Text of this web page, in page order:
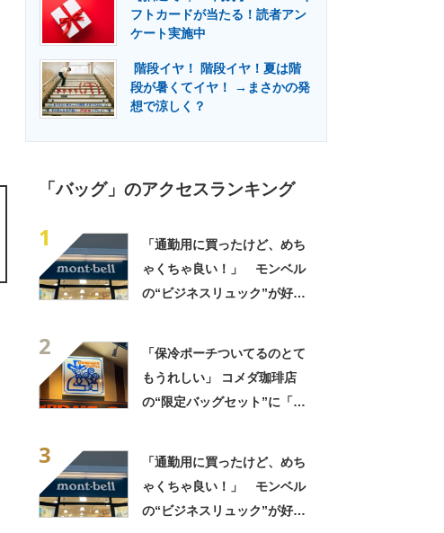
フトカードが当たる！読者アン
ケート実施中
階段イヤ！ 階段イヤ！夏は階
段が暑くてイヤ！ →まさかの発
想で涼しく？
「バッグ」のアクセスランキング
1
「通勤用に買ったけど、めち
ゃくちゃ良い！」 モンベル
の“ビジネスリュック”が好
2
「保冷ポーチついてるのとて
もうれしい」 コメダ珈琲店
の“限定バッグセット”に「ペ
3
「通勤用に買ったけど、めち
ゃくちゃ良い！」 モンベル
の“ビジネスリュック”が好